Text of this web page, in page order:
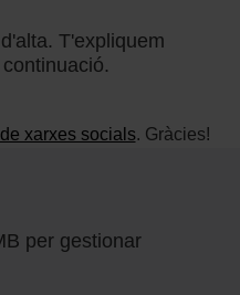
T'expliquem
xarxes socials. Gràcies!
per gestionar